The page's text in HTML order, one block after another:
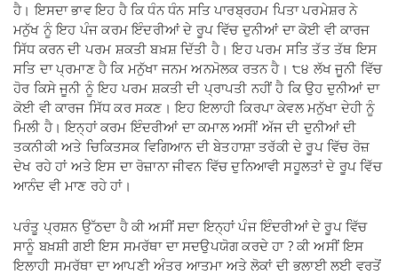
ਹੈ। ਇਸਦਾ ਭਾਵ ਇਹ ਹੈ ਕਿ ਧੰਨ ਧੰਨ ਸਤਿ ਪਾਰਬ੍ਰਹਮ ਪਿਤਾ ਪਰਮੇਸ਼ਰ ਨੇ
ਮਨੁੱਖ ਨੂੰ ਇਹ ਪੰਜ ਕਰਮ ਇੰਦਰੀਆਂ ਦੇ ਰੂਪ ਵਿੱਚ ਦੁਨੀਆਂ ਦਾ ਕੋਈ ਵੀ ਕਾਰਜ
ਸਿੱਧ ਕਰਨ ਦੀ ਪਰਮ ਸ਼ਕਤੀ ਬਖ਼ਸ਼ ਦਿੱਤੀ ਹੈ। ਇਹ ਪਰਮ ਸਤਿ ਤੱਤ ਤੱਥ ਇਸ
ਸਤਿ ਦਾ ਪ੍ਰਮਾਣ ਹੈ ਕਿ ਮਨੁੱਖਾ ਜਨਮ ਅਨਮੋਲਕ ਰਤਨ ਹੈ। ੮੪ ਲੱਖ ਜੂਨੀ ਵਿੱਚ
ਹੋਰ ਕਿਸੇ ਜੂਨੀ ਨੂੰ ਇਹ ਪਰਮ ਸ਼ਕਤੀ ਦੀ ਪ੍ਰਾਪਤੀ ਨਹੀਂ ਹੈ ਕਿ ਉਹ ਦੁਨੀਆਂ ਦਾ
ਕੋਈ ਵੀ ਕਾਰਜ ਸਿੱਧ ਕਰ ਸਕਣ। ਇਹ ਇਲਾਹੀ ਕਿਰਪਾ ਕੇਵਲ ਮਨੁੱਖਾ ਦੇਹੀ ਨੂੰ
ਮਿਲੀ ਹੈ। ਇਨ੍ਹਾਂ ਕਰਮ ਇੰਦਰੀਆਂ ਦਾ ਕਮਾਲ ਅਸੀਂ ਅੱਜ ਦੀ ਦੁਨੀਆਂ ਦੀ
ਤਕਨੀਕੀ ਅਤੇ ਚਿਕਿਤਸਕ ਵਿਗਿਆਨ ਦੀ ਬੇਤਹਾਸ਼ਾ ਤਰੱਕੀ ਦੇ ਰੂਪ ਵਿੱਚ ਰੋਜ਼
ਦੇਖ ਰਹੇ ਹਾਂ ਅਤੇ ਇਸ ਦਾ ਰੋਜ਼ਾਨਾ ਜੀਵਨ ਵਿੱਚ ਦੁਨਿਆਵੀ ਸਹੂਲਤਾਂ ਦੇ ਰੂਪ ਵਿੱਚ
ਆਨੰਦ ਵੀ ਮਾਣ ਰਹੇ ਹਾਂ।
ਪਰੰਤੂ ਪ੍ਰਸ਼ਨ ਉੱਠਦਾ ਹੈ ਕੀ ਅਸੀਂ ਸਦਾ ਇਨ੍ਹਾਂ ਪੰਜ ਇੰਦਰੀਆਂ ਦੇ ਰੂਪ ਵਿੱਚ
ਸਾਨੂੰ ਬਖ਼ਸ਼ੀ ਗਈ ਇਸ ਸਮਰੱਥਾ ਦਾ ਸਦਉਪਯੋਗ ਕਰਦੇ ਹਾ ? ਕੀ ਅਸੀਂ ਇਸ
ਇਲਾਹੀ ਸਮਰੱਥਾ ਦਾ ਆਪਣੀ ਅੰਤਰ ਆਤਮਾ ਅਤੇ ਲੋਕਾਂ ਦੀ ਭਲਾਈ ਲਈ ਵਰਤੋਂ